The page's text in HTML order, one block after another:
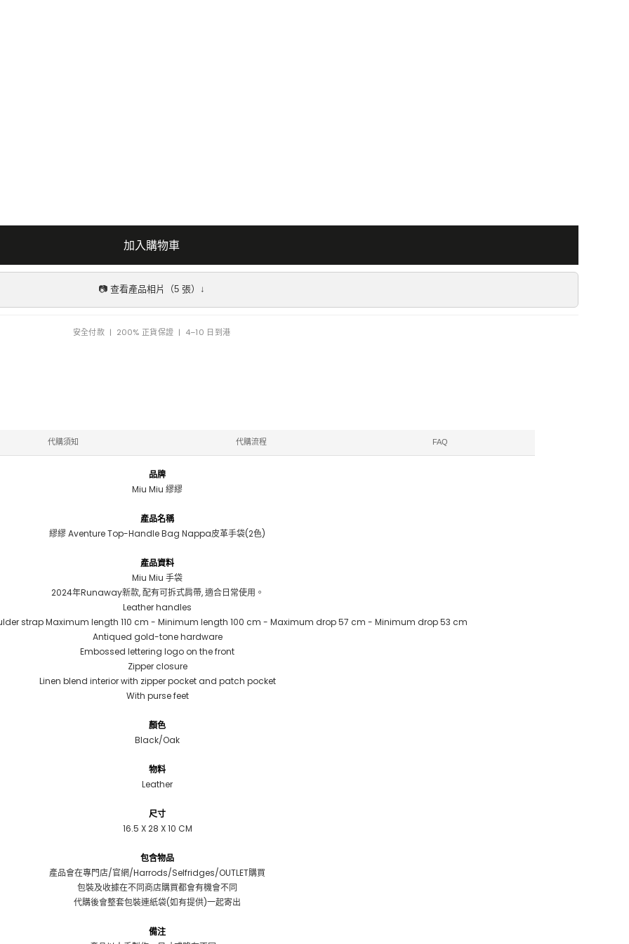
加入購物車
📷 查看產品相片（5 張）↓
安全付款 | 200% 正貨保證 | 4–10 日到港
代購須知 代購流程 FAQ
品牌
Miu Miu 繆繆
產品名稱
繆繆 Aventure Top-Handle Bag Nappa皮革手袋(2色)
產品資料
Miu Miu 手袋
2024年Runaway新款, 配有可拆式肩帶, 適合日常使用。
Leather handles
strap Maximum length 110 cm - Minimum length 100 cm - Maximum drop 57 cm - Minimum drop 53 cm
Antiqued gold-tone hardware
Embossed lettering logo on the front
Zipper closure
Linen blend interior with zipper pocket and patch pocket
With purse feet
顏色
Black/Oak
物料
Leather
尺寸
16.5 X 28 X 10 CM
包含物品
產品會在專門店/官網/Harrods/Selfridges/OUTLET購買
包裝及收據在不同商店購買都會有機會不同
代購後會整套包裝連紙袋(如有提供)一起寄出
備注